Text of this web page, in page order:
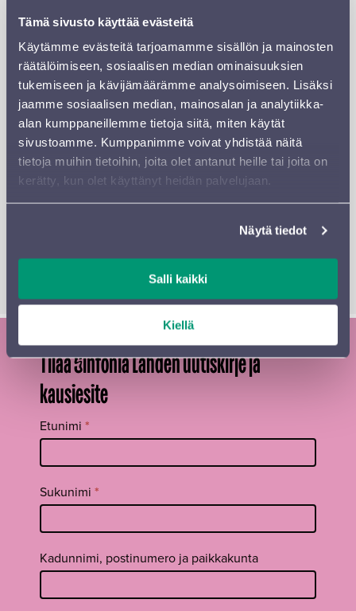
Tämä sivusto käyttää evästeitä
Käytämme evästeitä tarjoamamme sisällön ja mainosten
räätälöimiseen, sosiaalisen median ominaisuuksien
tukemiseen ja kävijämäärämme analysoimiseen. Lisäksi
jaamme sosiaalisen median, mainosalan ja analytiikka-
alan kumppaneillemme tietoja siitä, miten käytät
sivustoamme. Kumppanimme voivat yhdistää näitä
tietoja muihin tietoihin, joita olet antanut heille tai joita on
kerätty, kun olet käyttänyt heidän palvelujaan.
Näytä tiedot
Salli kaikki
Kiellä
ry:n toimintaan.
Lahden Lähimmäispalvelu ry on vuonna 1987 perustettu
yleishyödyllinen yhdistys, joka edistää Lahden ja Päijät-
Hämeen alueella asuvien vanhusten hyvinvointia ja
kotona asumista. Yhdistyksen toiminta sisältää
ikääntyneille suunnattua kotipalvelua, vapaa-ajan- ja
vapaaehtoistoimintaa sekä etsivää ja liikkuvaa
vanhustyötä. Lisäksi yhdistys kehittää alueellista
Seurakunnat ja Sinfonia Lahti
Tilaa Sinfonia Lahden uutiskirje ja
kausiesite
Tilaa
uutiskirje
footer FI
Etunimi *
Sukunimi *
Kadunnimi, postinumero ja paikkakunta